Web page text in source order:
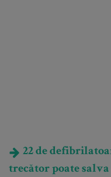
22 de
trecător poate